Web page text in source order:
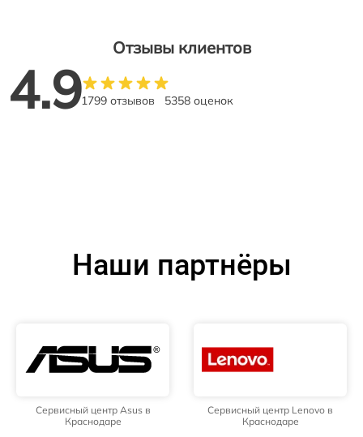
Отзывы клиентов
4.91799 отзывов 5358 оценок
Наши партнёры
Сервисный центр Asus в
Краснодаре
Сервисный центр Lenovo в
Краснодаре